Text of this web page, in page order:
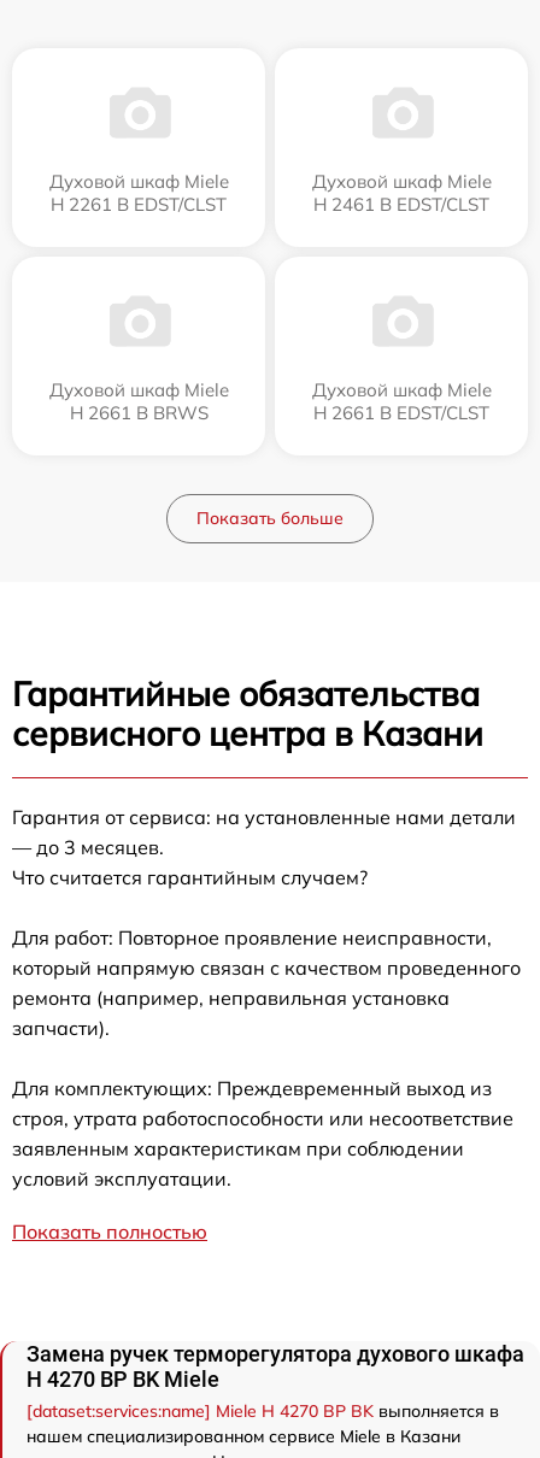
Духовой шкаф Miele
H 2261 B EDST/CLST
Духовой шкаф Miele
H 2461 B EDST/CLST
Духовой шкаф Miele
H 2661 B BRWS
Духовой шкаф Miele
H 2661 B EDST/CLST
Показать больше
Гарантийные обязательства
сервисного центра в Казани
Гарантия от сервиса: на установленные нами детали
— до 3 месяцев.
Что считается гарантийным случаем?
Для работ: Повторное проявление неисправности,
который напрямую связан с качеством проведенного
ремонта (например, неправильная установка
запчасти).
Для комплектующих: Преждевременный выход из
строя, утрата работоспособности или несоответствие
заявленным характеристикам при соблюдении
условий эксплуатации.
Показать полностью
Замена ручек терморегулятора духового шкафа
H 4270 BP BK Miele
[dataset:services:name] Miele H 4270 BP BK выполняется в
нашем специализированном сервисе Miele в Казани